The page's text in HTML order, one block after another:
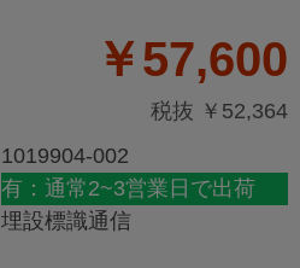
￥57,600
税抜 ￥52,364
1019904-002
有：通常2~3営業日で出荷
埋設標識通信